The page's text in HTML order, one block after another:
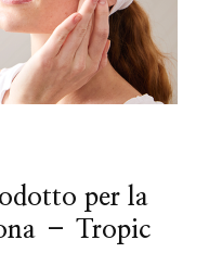
per la
– Tropic